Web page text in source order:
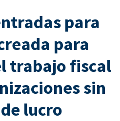
para
para
trabajo fiscal
sin
lucro